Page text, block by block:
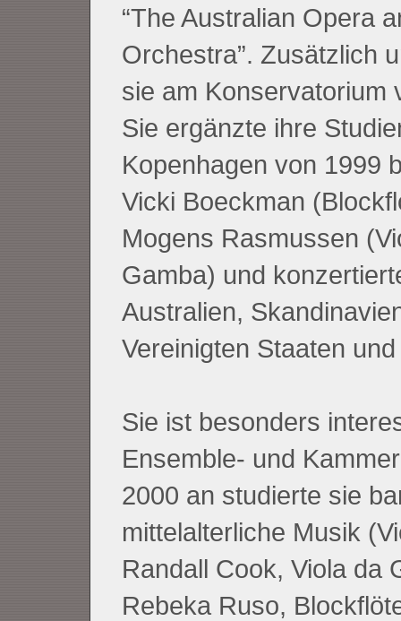
“The Australian Opera
Orchestra”. Zusätzlich
sie am Konservatorium
Sie ergänzte ihre
Kopenhagen von 1999
Vicki Boeckman
Mogens Rasmussen
Gamba) und
Australien,
Vereinigten Staaten
Sie ist besonders
Ensemble- und
2000 an studierte sie
mittelalterliche Musik
Randall Cook, Viola da
Rebeka Ruso,